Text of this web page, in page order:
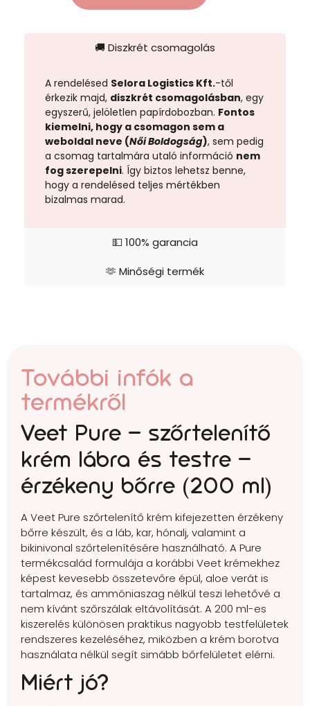
🚚 Diszkrét csomagolás
💵 100% garancia
🫶 Minőségi termék
A rendelésed Selora Logistics Kft.-től
érkezik majd, diszkrét csomagolásban, egy
egyszerű, jelöletlen papírdobozban. Fontos
kiemelni, hogy a csomagon sem a
weboldal neve (Női Boldogság), sem pedig
a csomag tartalmára utaló információ nem
fog szerepelni. Így biztos lehetsz benne,
hogy a rendelésed teljes mértékben
bizalmas marad.
További infók a
termékről
Veet Pure – szőrtelenítő
krém lábra és testre –
érzékeny bőrre (200 ml)
A Veet Pure szőrtelenítő krém kifejezetten érzékeny
bőrre készült, és a láb, kar, hónalj, valamint a
bikinivonal szőrtelenítésére használható. A Pure
termékcsalád formulája a korábbi Veet krémekhez
képest kevesebb összetevőre épül, aloe verát is
tartalmaz, és ammóniaszag nélkül teszi lehetővé a
nem kívánt szőrszálak eltávolítását. A 200 ml-es
kiszerelés különösen praktikus nagyobb testfelületek
rendszeres kezeléséhez, miközben a krém borotva
használata nélkül segít simább bőrfelületet elérni.
Miért jó?